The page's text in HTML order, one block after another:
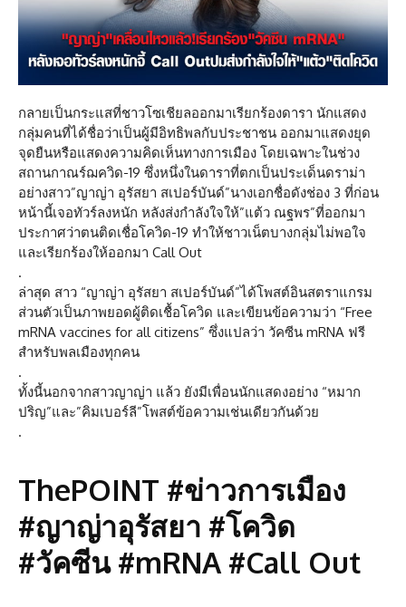
กลายเป็นกระแสที่ชาวโซเชียลออกมาเรียกร้องดารา นักแสดง
กลุ่มคนที่ได้ชื่อว่าเป็นผู้มีอิทธิพลกับประชาชน ออกมาแสดงยุด
จุดยืนหรือแสดงความคิดเห็นทางการเมือง โดยเฉพาะในช่วง
สถานกาณร์ฌควิด-19 ซึ่งหนึ่งในดาราที่ตกเป็นประเด็นดราม่า
อย่างสาว”ญาญ่า อุรัสยา สเปอร์บันด์”นางเอกชื่อดังช่อง 3 ที่ก่อน
หน้านี้เจอทัวร์ลงหนัก หลังส่งกำลังใจให้”แต้ว ณฐพร”ที่ออกมา
ประกาศว่าตนติดเชื่อโควิด-19 ทำให้ชาวเน็ตบางกลุ่มไม่พอใจ
และเรียกร้องให้ออกมา Call Out
.
ล่าสุด สาว “ญาญ่า อุรัสยา สเปอร์บันด์”ได้โพสต์อินสตราแกรม
ส่วนตัวเป็นภาพยอดผู้ติดเชื้อโควิด และเขียนข้อความว่า “Free
mRNA vaccines for all citizens” ซึ่งแปลว่า วัคซีน mRNA ฟรี
สำหรับพลเมืองทุกคน
.
ทั้งนี้นอกจากสาวญาญ่า แล้ว ยังมีเพื่อนนักแสดงอย่าง “หมาก
ปริญ”และ”คิมเบอร์ลี”โพสต์ข้อความเช่นเดียวกันด้วย
.
ThePOINT #ข่าวการเมือง
#ญาญ่าอุรัสยา #โควิด
#วัคซีน #mRNA #Call Out